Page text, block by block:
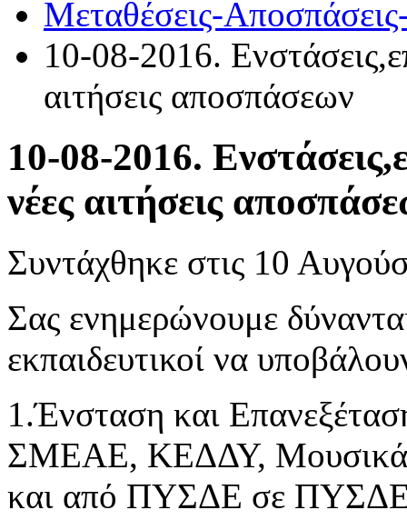
Μεταθέσεις-
10-08-2016.
αιτήσεις αποσπάσεων
10-08-2016.
νέες αιτήσεις
Συντάχθηκε στις 10
Σας ενημερώνουμε
εκπαιδευτικοί να
1.Ένσταση και
ΣΜΕΑΕ, ΚΕΔΔΥ, Μουσικά
και από ΠΥΣΔΕ σε